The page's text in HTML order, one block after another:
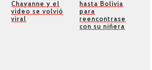
Chayanne y el
video se volvió
viral
hasta Bolivia
para
reencontrase
con su niñera